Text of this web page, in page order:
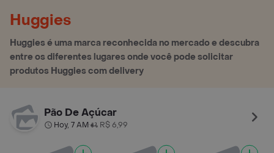
Huggies
Huggies é uma marca reconhecida no mercado e descubra
entre os diferentes lugares onde você pode solicitar
produtos Huggies com delivery
Pão De Açúcar
Hoy, 7 AM• R$ 6,99